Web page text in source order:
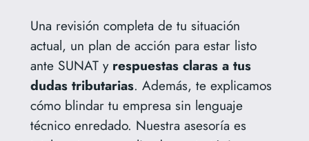
Una revisión completa de tu situación
actual, un plan de acción para estar listo
ante SUNAT y respuestas claras a tus
dudas tributarias. Además, te explicamos
cómo blindar tu empresa sin lenguaje
técnico enredado. Nuestra asesoría es